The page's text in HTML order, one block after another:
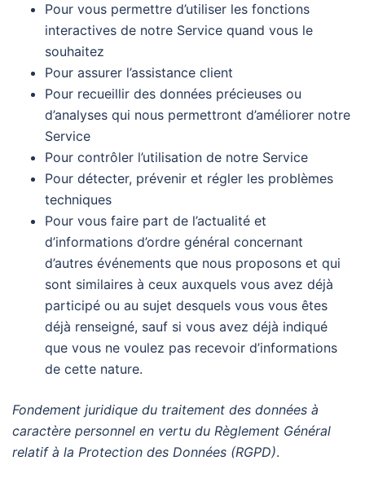
Pour vous permettre d’utiliser les fonctions
interactives de notre Service quand vous le
souhaitez
Pour assurer l’assistance client
Pour recueillir des données précieuses ou
d’analyses qui nous permettront d’améliorer notre
Service
Pour contrôler l’utilisation de notre Service
Pour détecter, prévenir et régler les problèmes
techniques
Pour vous faire part de l’actualité et
d’informations d’ordre général concernant
d’autres événements que nous proposons et qui
sont similaires à ceux auxquels vous avez déjà
participé ou au sujet desquels vous vous êtes
déjà renseigné, sauf si vous avez déjà indiqué
que vous ne voulez pas recevoir d’informations
de cette nature.
Fondement juridique du traitement des données à
caractère personnel en vertu du Règlement Général
relatif à la Protection des Données (RGPD).